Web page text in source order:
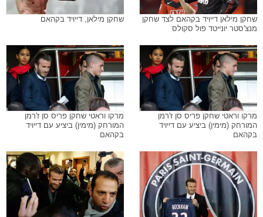
שחקן מילאן דייויד בקהאם לצד שחקן
מנצ'סטר יונייטד פול סקולס
שחקן מילאן, דייויד בקהאם
מרקו וראטי שחקן פריס סן ז'רמן
המורחק (מימין) ביציע עם דייויד
בקהאם
מרקו וראטי שחקן פריס סן ז'רמן
המורחק (מימין) ביציע עם דייויד
בקהאם